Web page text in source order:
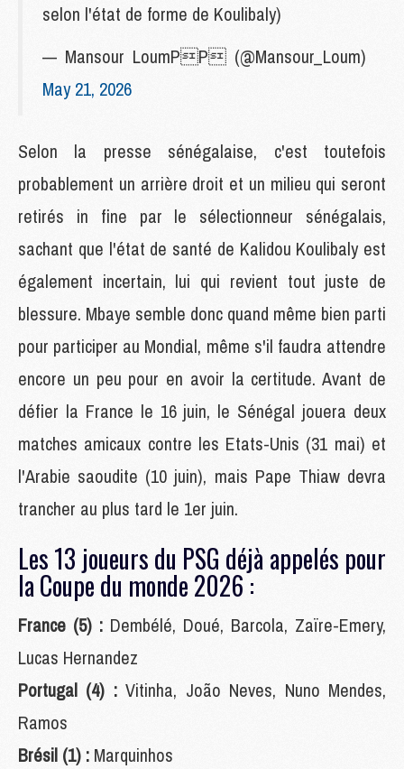
selon l'état de forme de Koulibaly)
— Mansour LoumPP (@Mansour_Loum)
May 21, 2026
Selon la presse sénégalaise, c'est toutefois
probablement un arrière droit et un milieu qui seront
retirés in fine par le sélectionneur sénégalais,
sachant que l'état de santé de Kalidou Koulibaly est
également incertain, lui qui revient tout juste de
blessure. Mbaye semble donc quand même bien parti
pour participer au Mondial, même s'il faudra attendre
encore un peu pour en avoir la certitude. Avant de
défier la France le 16 juin, le Sénégal jouera deux
matches amicaux contre les Etats-Unis (31 mai) et
l'Arabie saoudite (10 juin), mais Pape Thiaw devra
trancher au plus tard le 1er juin.
Les 13 joueurs du PSG déjà appelés pour
la Coupe du monde 2026 :
France (5) : Dembélé, Doué, Barcola, Zaïre-Emery,
Lucas Hernandez
Portugal (4) :Vitinha, João Neves, Nuno Mendes,
Ramos
Brésil (1) : Marquinhos